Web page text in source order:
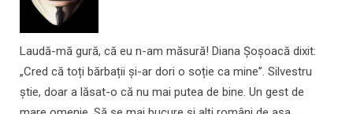
Laudă-mă gură, că eu n-am măsură! Diana Șoșoacă dixit:
„Cred că toți bărbații și-ar dori o soție ca mine”. Silvestru
știe, doar a lăsat-o că nu mai putea de bine. Un gest de